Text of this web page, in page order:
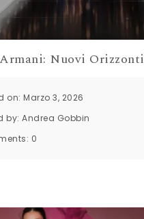
Nuovi Orizzonti
on: Marzo 3, 2026
by: Andrea Gobbin
0